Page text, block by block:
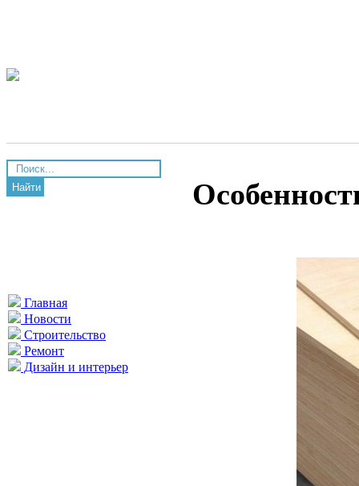
Найти
Главная
Новости
Строительство
Ремонт
Дизайн и интерьер